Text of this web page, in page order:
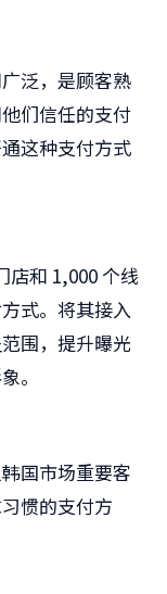
泛，是顾客熟
们信任的支付
这种支付方式
店和 1,000 个线
式。将其接入
围，提升曝光
。
国市场重要客
惯的支付方